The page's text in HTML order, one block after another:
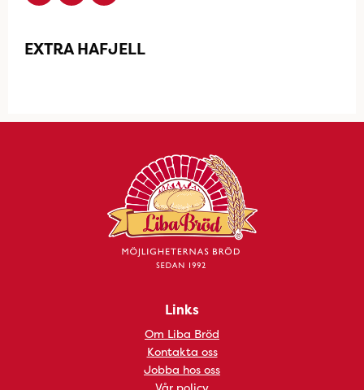
EXTRA HAFJELL
Links
Om Liba Bröd
Kontakta oss
Jobba hos oss